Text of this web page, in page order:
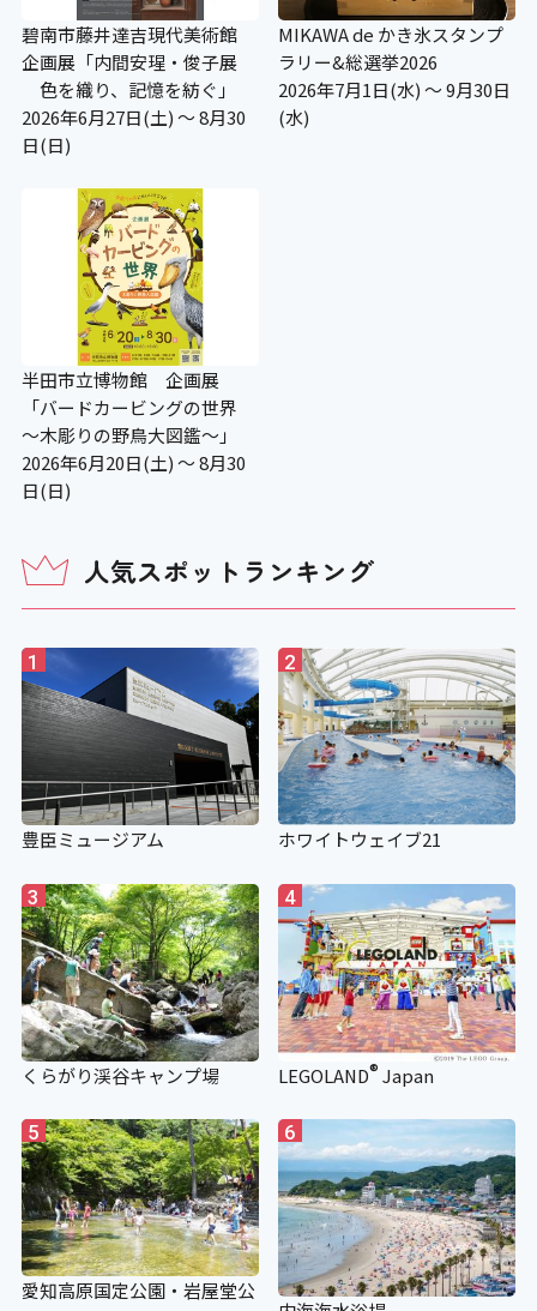
階段手すり点字シート
×
×
碧南市藤井達吉現代美術館
企画展「内間安瑆・俊子展
色を織り、記憶を紡ぐ」
2026年6月27日(土) ～ 8月30
日(日)
MIKAWA de かき氷スタンプ
ラリー&総選挙2026
2026年7月1日(水) ～ 9月30日
(水)
半田市立博物館 企画展
「バードカービングの世界
～木彫りの野鳥大図鑑～」
2026年6月20日(土) ～ 8月30
日(日)
人気スポットランキング
1
豊臣ミュージアム
2
ホワイトウェイブ21
3
くらがり渓谷キャンプ場
4
LEGOLAND®Japan
5
愛知高原国定公園・岩屋堂公
6